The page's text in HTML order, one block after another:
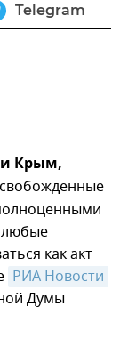
Telegram
Крым,
любые
как акт
РИА Новости
Думы